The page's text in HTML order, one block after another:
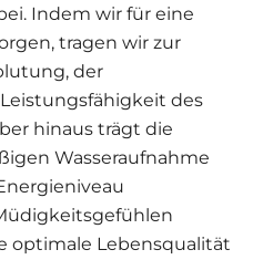
Indem wir für eine
tragen wir zur
der
des
hinaus trägt die
Wasseraufnahme
optimale Lebensqualität